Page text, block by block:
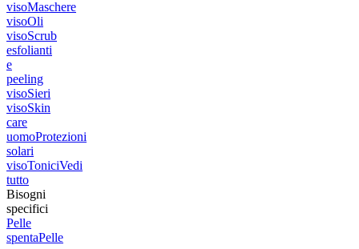
visoMaschere
visoOli
visoScrub
esfolianti
e
peeling
visoSieri
visoSkin
care
uomoProtezioni
solari
visoToniciVedi
tutto
Bisogni
specifici
Pelle
spentaPelle